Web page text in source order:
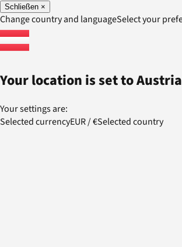
Schließen ×
Change country and languageSelect your
Your location is set toAustria
Your settings are:
Selected currencyEUR/€Selected country